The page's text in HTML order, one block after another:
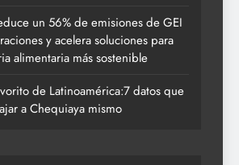
un 56% de emisiones de GEI
y acelera soluciones para
alimentaria más sostenible
de Latinoamérica:7 datos que
a Chequiaya mismo